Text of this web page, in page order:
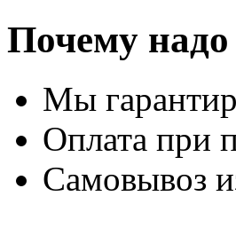
Почему надо
Мы
Оплата при
Самовывоз